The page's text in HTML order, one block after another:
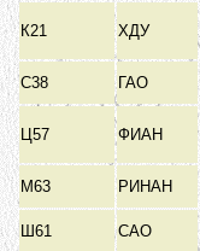
К21 ХДУ
С38
ГАО
Ц57 ФИАН
М63
РИНАН
Ш61
САО